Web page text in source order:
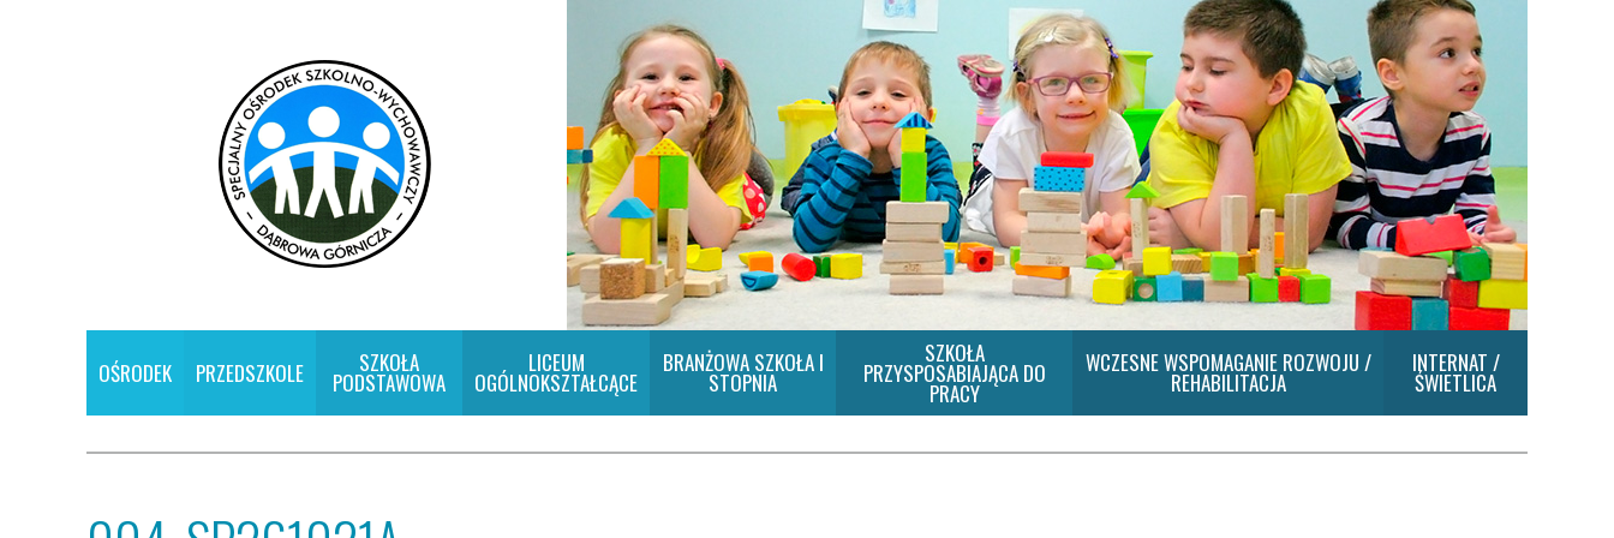
OŚRODEK PRZEDSZKOLE SZKOŁA
PODSTAWOWA
LICEUM
OGÓLNOKSZTAŁCĄCE
BRANŻOWA SZKOŁA I
STOPNIA
SZKOŁA
PRZYSPOSABIAJĄCA DO
PRACY
WCZESNE WSPOMAGANIE ROZWOJU /
REHABILITACJA
INTERNAT /
ŚWIETLICA